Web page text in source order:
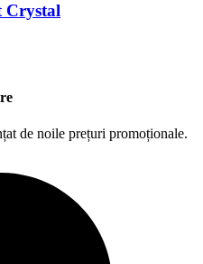
Crystal
de noile prețuri promoționale.